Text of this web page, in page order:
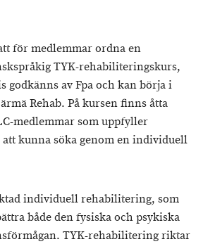
för medlemmar ordna en
TYK-rehabiliteringskurs,
godkänns av Fpa och kan börja i
Rehab. På kursen finns åtta
medlemmar som uppfyller
kunna söka genom en individuell
individuell rehabilitering, som
både den fysiska och psykiska
TYK-rehabilitering riktar